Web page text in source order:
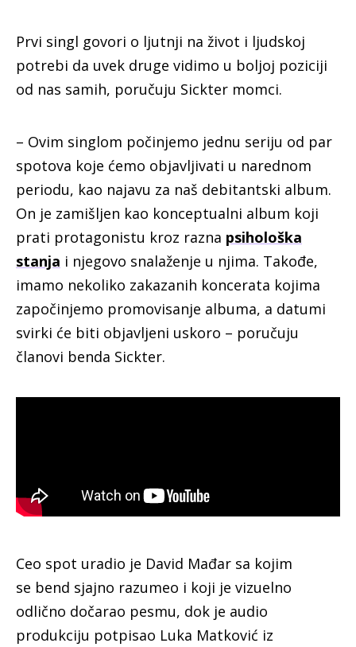
Prvi singl govori o ljutnji na život i ljudskoj
potrebi da uvek druge vidimo u boljoj poziciji
od nas samih, poručuju Sickter momci.
– Ovim singlom počinjemo jednu seriju od par
spotova koje ćemo objavljivati u narednom
periodu, kao najavu za naš debitantski album.
On je zamišljen kao konceptualni album koji
prati protagonistu kroz razna psihološka
stanja i njegovo snalaženje u njima. Takođe,
imamo nekoliko zakazanih koncerata kojima
započinjemo promovisanje albuma, a datumi
svirki će biti objavljeni uskoro – poručuju
članovi benda Sickter.
Ceo spot uradio je David Mađar sa kojim
se bend sjajno razumeo i koji je vizuelno
odlično dočarao pesmu, dok je audio
produkciju potpisao Luka Matković iz